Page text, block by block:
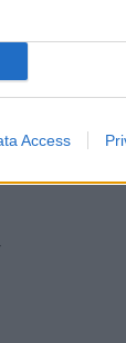
Access